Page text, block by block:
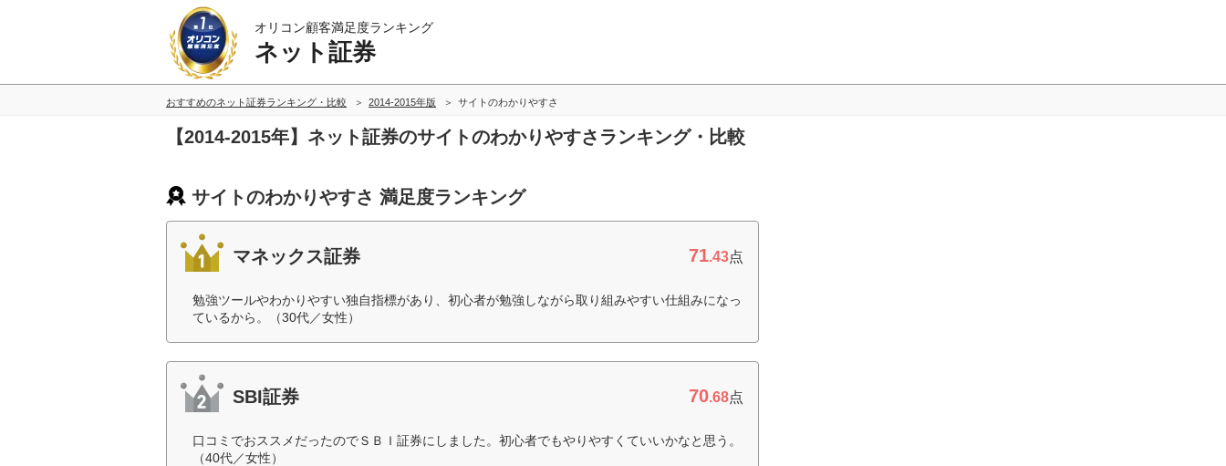
オリコン顧客満足度ランキング
ネット証券
おすすめのネット証券ランキング・比較 2014-2015年版 サイトのわかりやすさ
【2014-2015年】ネット証券のサイトのわかりやすさランキング・比較
サイトのわかりやすさ 満足度ランキング
マネックス証券 71.43点
勉強ツールやわかりやすい独自指標があり、初心者が勉強しながら取り組みやすい仕組みになっ
ているから。（30代／女性）
SBI証券 70.68点
口コミでおススメだったのでＳＢＩ証券にしました。初心者でもやりやすくていいかなと思う。
（40代／女性）